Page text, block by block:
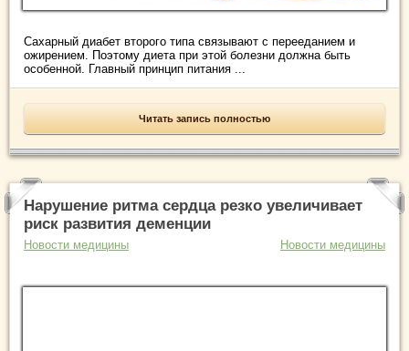
Сахарный диабет второго типа связывают с перееданием и
ожирением. Поэтому диета при этой болезни должна быть
особенной. Главный принцип питания ...
Читать запись полностью
Нарушение ритма сердца резко увеличивает
риск развития деменции
Новости медицины Новости медицины